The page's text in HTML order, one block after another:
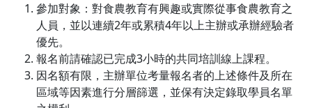
參加對象：對食農教育有興趣或實際從事食農教育之
人員，並以連續2年或累積4年以上主辦或承辦經驗者
優先。
報名前請確認已完成3小時的共同培訓線上課程。
因名額有限，主辦單位考量報名者的上述條件及所在
區域等因素進行分層篩選，並保有決定錄取學員名單